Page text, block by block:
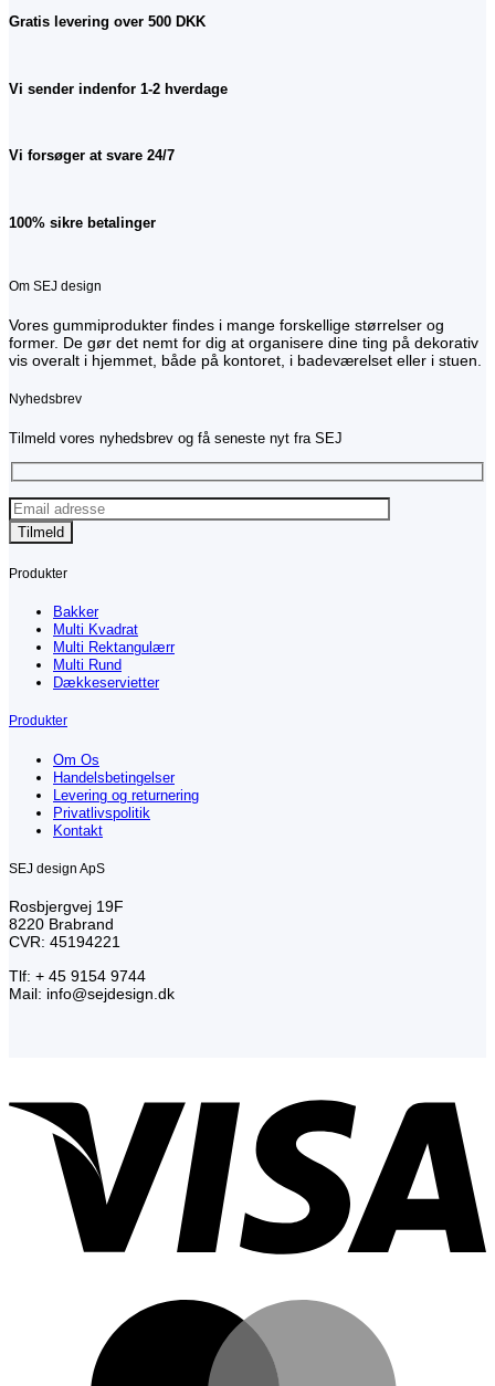
Gratis levering over 500 DKK
Vi sender indenfor 1-2 hverdage
Vi forsøger at svare 24/7
100% sikre betalinger
Om SEJ design
Vores gummiprodukter findes i mange forskellige størrelser og
former. De gør det nemt for dig at organisere dine ting på dekorativ
vis overalt i hjemmet, både på kontoret, i badeværelset eller i stuen.
Nyhedsbrev
Tilmeld vores nyhedsbrev og få seneste nyt fra SEJ
Produkter
Bakker
Multi Kvadrat
Multi Rektangulærr
Multi Rund
Dækkeservietter
Produkter
Om Os
Handelsbetingelser
Levering og returnering
Privatlivspolitik
Kontakt
SEJ design ApS
Rosbjergvej 19F
8220 Brabrand
CVR: 45194221
Tlf: + 45 9154 9744
Mail: info@sejdesign.dk